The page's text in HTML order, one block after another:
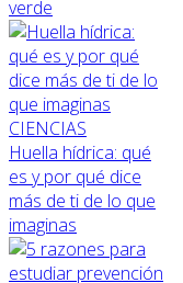
verde
CIENCIAS
Huella hídrica: qué
es y por qué dice
más de ti de lo que
imaginas